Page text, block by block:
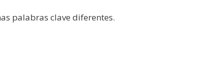
palabras clave diferentes.